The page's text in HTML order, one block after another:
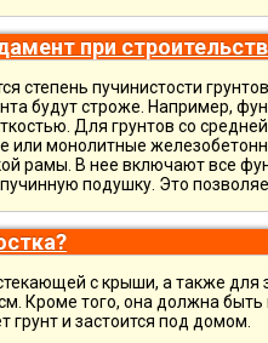
при
степень пучинистости
будут строже. Например,
Для грунтов со
или монолитные
рамы. В нее включают все
подушку. Это
с крыши, а также для
Кроме того, она должна быть
и застоится под домом.